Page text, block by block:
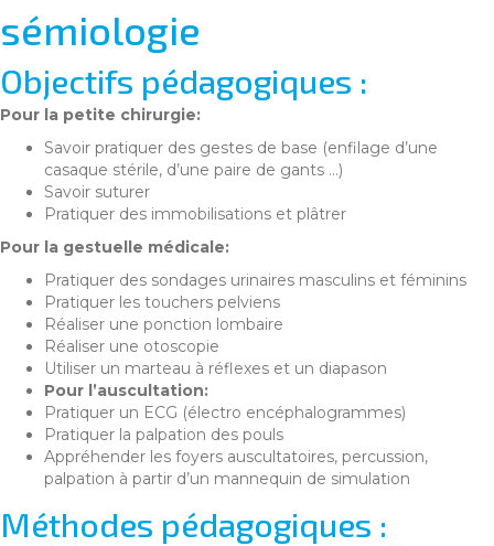
sémiologie
Objectifs pédagogiques :
Pour la petite chirurgie:
Savoir pratiquer des gestes de base (enfilage d’une
casaque stérile, d’une paire de gants …)
Savoir suturer
Pratiquer des immobilisations et plâtrer
Pour la gestuelle médicale:
Pratiquer des sondages urinaires masculins et féminins
Pratiquer les touchers pelviens
Réaliser une ponction lombaire
Réaliser une otoscopie
Utiliser un marteau à réflexes et un diapason
Pour l’auscultation:
Pratiquer un ECG (électro encéphalogrammes)
Pratiquer la palpation des pouls
Appréhender les foyers auscultatoires, percussion,
palpation à partir d’un mannequin de simulation
Méthodes pédagogiques :